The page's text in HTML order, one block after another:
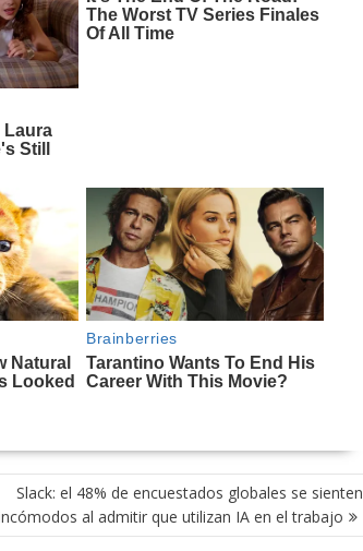
Slack: el 48% de encuestados globales se sienten
al admitir que utilizan IA en el trabajo